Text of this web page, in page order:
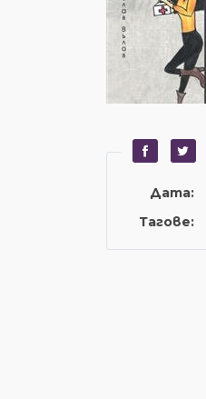
Дата:
Тагове: